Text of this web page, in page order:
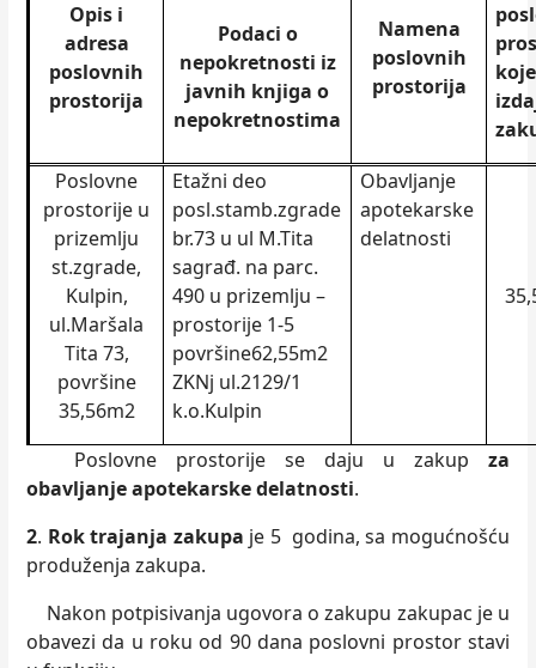
Opis i
adresa
poslovnih
prostorija
Podaci o
nepokretnosti iz
javnih knjiga o
nepokretnostima
Namena
poslovnih
prostorija
Poslovne
prostorije u
prizemlju
st.zgrade,
Kulpin,
ul.Maršala
Tita 73,
površine
35,56m2
Etažni deo
posl.stamb.zgrade
br.73 u ul M.Tita
sagrađ. na parc.
490 u prizemlju –
prostorije 1-5
površine62,55m2
ZKNj ul.2129/1
k.o.Kulpin
Obavljanje
apotekarske
delatnosti
Poslovne prostorije se daju u zakup za
obavljanje apotekarske delatnosti.
2. Rok trajanja zakupa je 5 godina, sa mogućnošću
produženja zakupa.
Nakon potpisivanja ugovora o zakupu zakupac je u
obavezi da u roku od 90 dana poslovni prostor stavi